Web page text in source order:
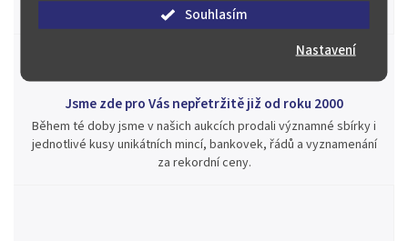
Souhlasím
Nastavení
aukci nebo Vám poradíme kam investovat.
Jsme zde pro Vás nepřetržitě již od roku 2000
Během té doby jsme v našich aukcích prodali významné sbírky i
jednotlivé kusy unikátních mincí, bankovek, řádů a vyznamenání
za rekordní ceny.